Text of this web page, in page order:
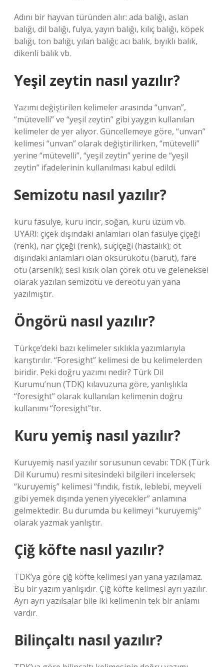
Adını bir hayvan türünden alır: ada balığı, aslan
balığı, dil balığı, fulya, yayın balığı, kılıç balığı, köpek
balığı, ton balığı, yılan balığı; acı balık, bıyıklı balık,
dikenli balık vb.
Yeşil zeytin nasıl yazılır?
Yazımı değiştirilen kelimeler arasında “unvan”,
“mütevelli” ve “yeşil zeytin” gibi yaygın kullanılan
kelimeler de yer alıyor. Güncellemeye göre, “unvan”
kelimesi “unvan” olarak değiştirilirken, “mütevelli”
yerine “mütevelli”, “yeşil zeytin” yerine de “yeşil
zeytin” ifadelerinin kullanılması kabul edildi.
Semizotu nasıl yazılır?
kuru fasulye, kuru incir, soğan, kuru üzüm vb.
UYARI: çiçek dışındaki anlamları olan fasulye çiçeği
(renk), nar çiçeği (renk), suçiçeği (hastalık); ot
dışındaki anlamları olan öksürükotu (barut), fare
otu (arsenik); sesi kısık olan çörek otu ve geleneksel
olarak yazılan semizotu ve dereotu yan yana
yazılmıştır.
Öngörü nasıl yazılır?
Türkçe’deki bazı kelimeler sıklıkla yazımlarıyla
karıştırılır. “Foresight” kelimesi de bu kelimelerden
biridir. Peki doğru yazımı nedir? Türk Dil
Kurumu’nun (TDK) kılavuzuna göre, yanlışlıkla
“foresight” olarak kullanılan kelimenin doğru
kullanımı “foresight”tır.
Kuru yemiş nasıl yazılır?
Kuruyemiş nasıl yazılır sorusunun cevabı: TDK (Türk
Dil Kurumu) resmi sitesindeki bilgileri incelersek;
“kuruyemiş” kelimesi “fındık, fıstık, leblebi, meyveli
gibi yemek dışında yenen yiyecekler” anlamına
gelmektedir. Bu durumda bu kelimeyi “kuruyemiş”
olarak yazmak yanlıştır.
Çiğ köfte nasıl yazılır?
TDK’ya göre çiğ köfte kelimesi yan yana yazılamaz.
Bu bir yazım yanlışıdır. Çiğ köfte kelimesi ayrı yazılır.
Ayrı ayrı yazılsalar bile iki kelimenin tek bir anlamı
vardır.
Bilinçaltı nasıl yazılır?